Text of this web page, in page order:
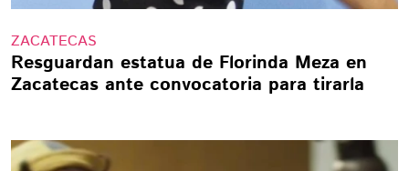
ZACATECAS
Resguardan estatua de Florinda Meza en
Zacatecas ante convocatoria para tirarla